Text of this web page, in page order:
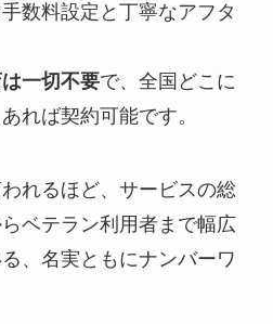
数料設定と丁寧なアフタ
一切不要で、全国どこに
れば契約可能です。
われるほど、サービスの総
ベテラン利用者まで幅広
、名実ともにナンバーワ